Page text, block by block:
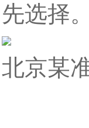
先选择
北京某